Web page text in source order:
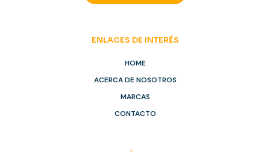
ENLACES DE INTERÉS
HOME
ACERCA DE NOSOTROS
MARCAS
CONTACTO